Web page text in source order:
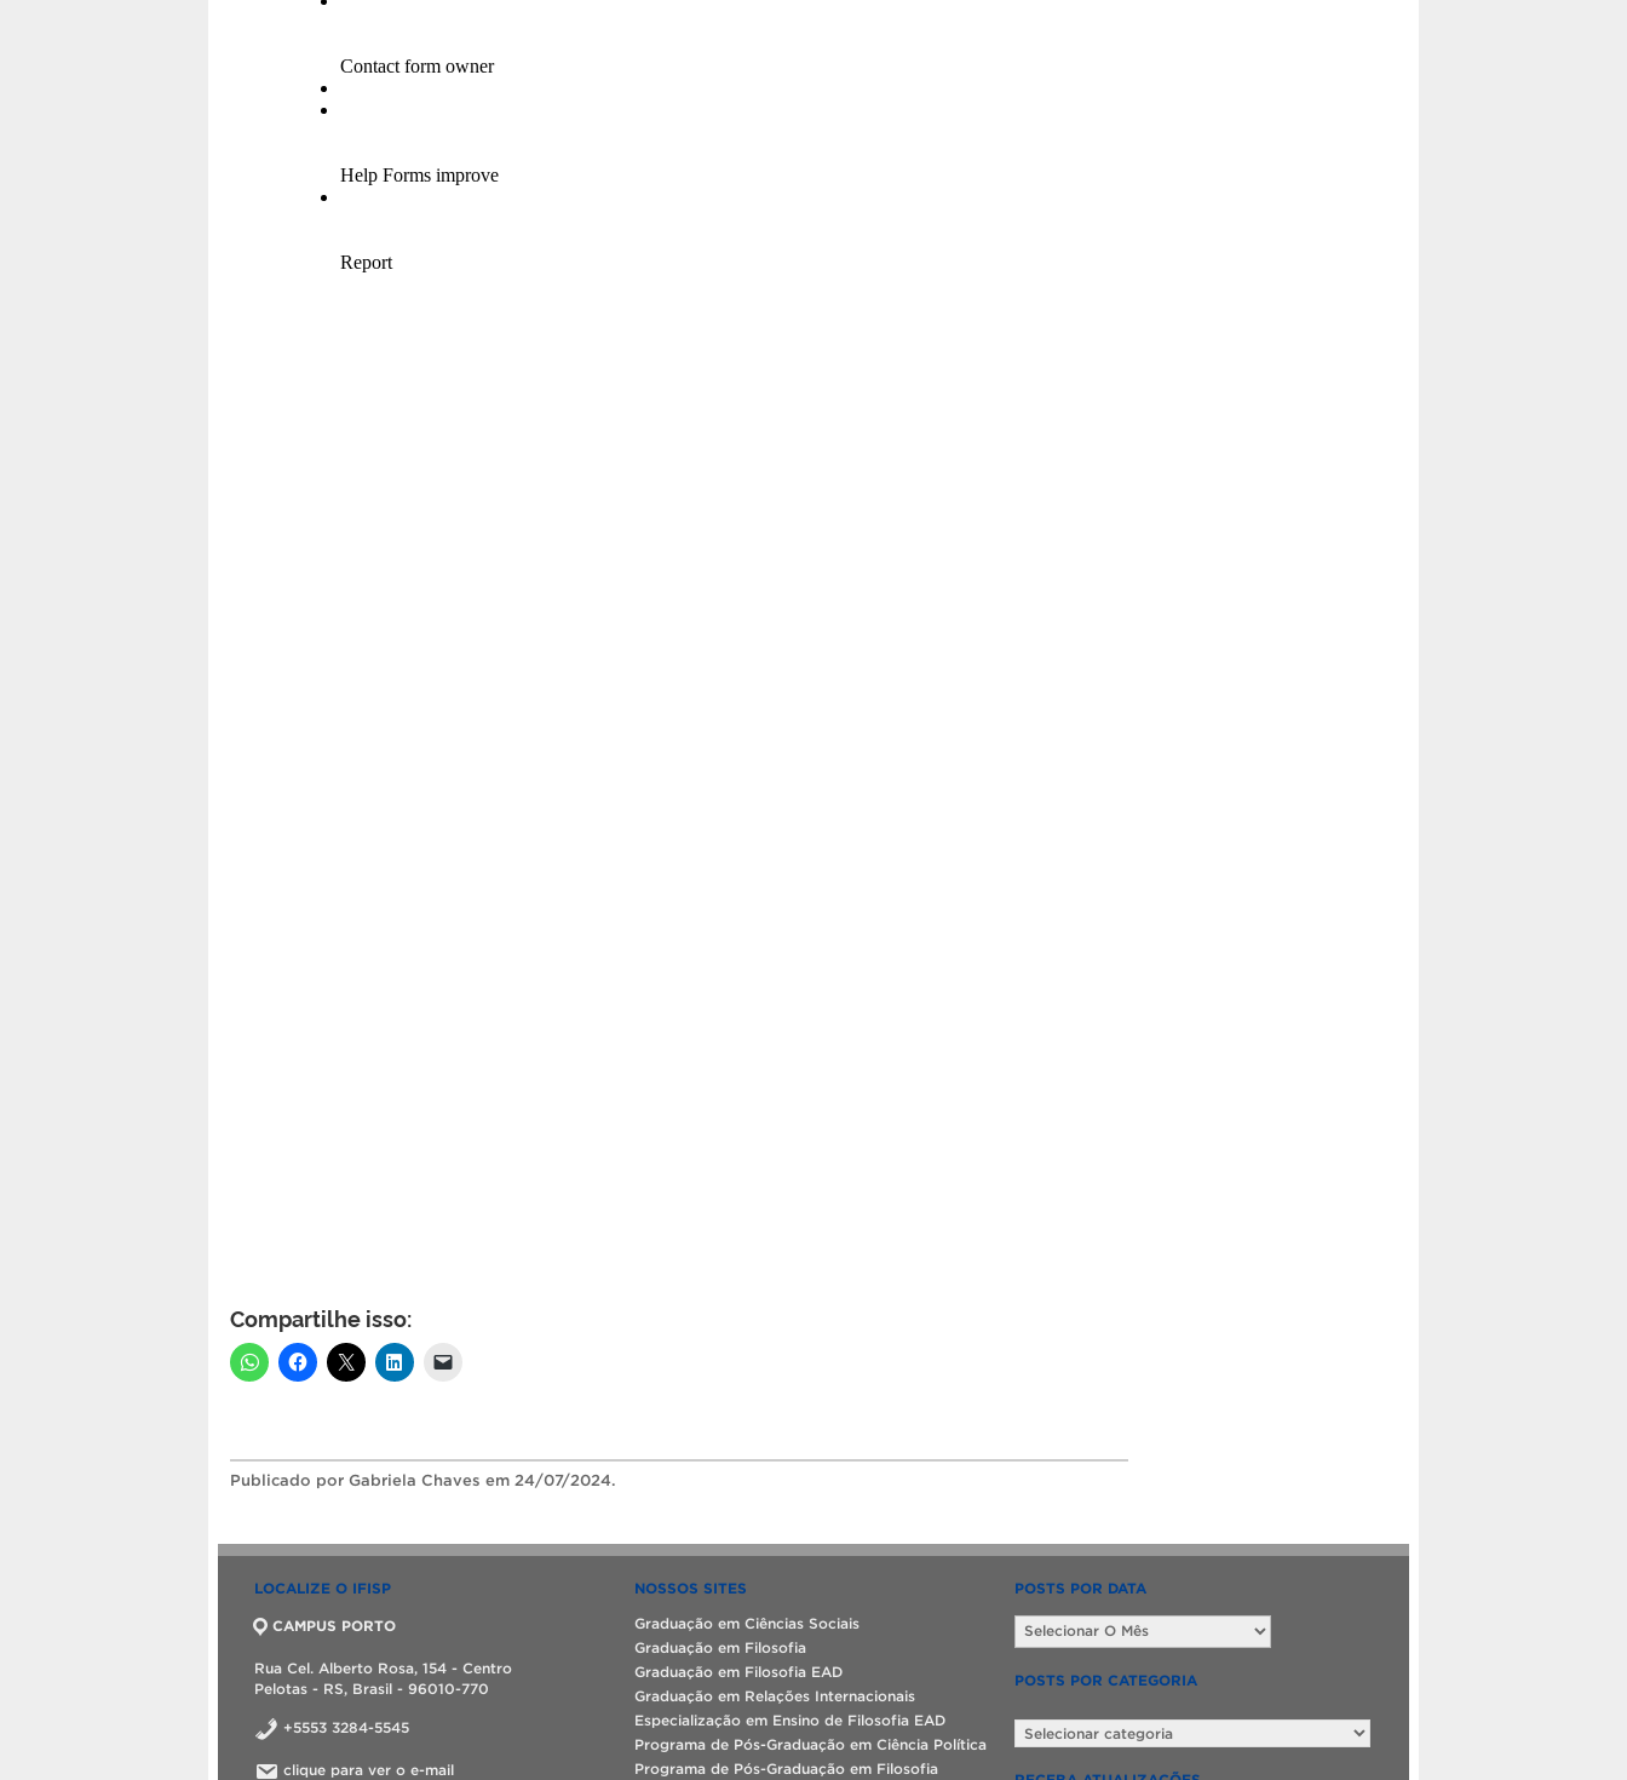
Compartilhe isso:
Publicado por Gabriela Chaves em 24/07/2024.
LOCALIZE O IFISP
CAMPUS PORTO
Rua Cel. Alberto Rosa, 154 - Centro
Pelotas - RS, Brasil - 96010-770
+5553 3284-5545
clique para ver o e-mail
NOSSOS SITES
Graduação em Ciências Sociais
Graduação em Filosofia
Graduação em Filosofia EAD
Graduação em Relações Internacionais
Especialização em Ensino de Filosofia EAD
Programa de Pós-Graduação em Ciência Política
Programa de Pós-Graduação em Filosofia
POSTS POR DATA
Posts
por
POSTS POR CATEGORIA
por
categoria